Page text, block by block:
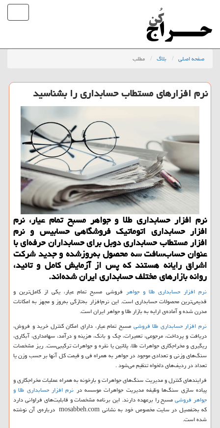
صفحه اصلی بلاگ مطلب
نرم افزارهای مستطاب حسابداری را بشناسید
نرم افزار حسابداری طلا و جواهر مسبح تمام عیار، نرم
افزار حسابداری اتوماتیك فروشگاهی حسابیس و نرم
افزار مستطاب حسابداری دوبل برای حسابداران حرفه‌ای با
عنوان حساب‌سافت سه محصول به‌روزشده و جدید شركت
اشراق رایانه هستند كه پس از آزمایش كامل و تائید،
روانه‌ بازارهای مختلف حسابداری ایران شده‌اند.
نرم افزار حسابداری طلا و جواهر فروشی مسبح تمام عیار، یکی از کامل‌ترین و
قدیمی‌ترین محصولات حسابداری است. این نرم‌افزار به‌تازگی به‌روز و مجهز به امکانات
مدرن شده و آماده‌ی ارایه به بازار طلا و جواهر ایران است.
نرم افزار حسابداری طلا فروشی مسبح تمام عیار، دارای امکان کنترل خرید و فروش،
دریافت و پرداخت، مرجوعی، تعمیرات، چک و بانک، هزینه و درآمد، سهامداری، آبکاری،
ریگیری و مخراجکاری جواهرات طلا، پلاتین یا نقره و جواهرات ترکیبی‌ست. ریز مشخصات
سنگ‌های وزنی و تعدادی موجود در جواهر به همراه فی و قیمت کل آنها بر حسب وزن یا
تعداد در ردیف‌های دلخواه تنظیم می‌شود.
فرایندهای کنترل و مدیریت سنگ‌های جواهرات و بارخونه به همراه عملیات مخراجکاری و
پیاده سازی سنگ‌ها وظیفه مدیریت جواهرات موسسه در نرم افزار حسابداری طلا و
جواهر فروشیمسبح را برعهده دارند. این برنامه مشخصات و قابلیت‌های فراوانی دارد
که به‌تفصیل در سایت مخصوص خود به نشانی mosabbeh.com درباره‌ی آن نوشته
شده است.